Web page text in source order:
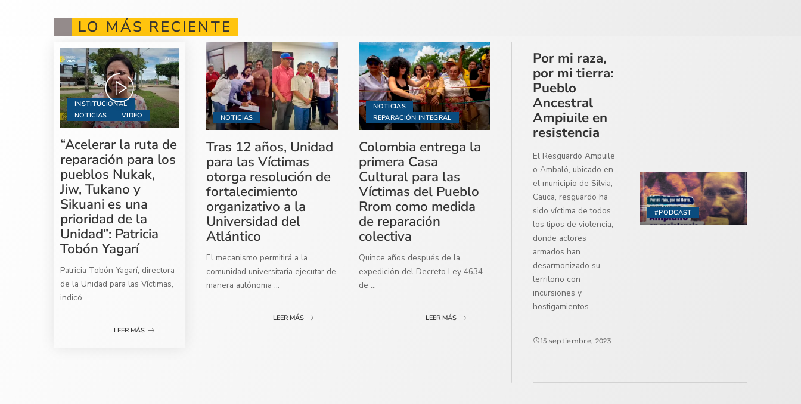
LO MÁS RECIENTE
INSTITUCIONAL
NOTICIAS
VIDEO
“Acelerar la ruta de
reparación para los
pueblos Nukak,
Jiw, Tukano y
Sikuani es una
prioridad de la
Unidad”: Patricia
Tobón Yagarí
Patricia Tobón Yagarí, directora
de la Unidad para las Víctimas,
indicó ...
LEER MÁS
NOTICIAS
Tras 12 años, Unidad
para las Víctimas
otorga resolución de
fortalecimiento
organizativo a la
Universidad del
Atlántico
El mecanismo permitirá a la
comunidad universitaria ejecutar de
manera autónoma ...
LEER MÁS
NOTICIAS
REPARACIÓN INTEGRAL
Colombia entrega la
primera Casa
Cultural para las
Víctimas del Pueblo
Rrom como medida
de reparación
colectiva
Quince años después de la
expedición del Decreto Ley 4634
de ...
LEER MÁS
#PODCAST
Por mi raza,
por mi tierra:
Pueblo
Ancestral
Ampiuile en
resistencia
El Resguardo Ampuile
o Ambaló, ubicado en
el municipio de Silvia,
Cauca, resguardo ha
sido víctima de todos
los tipos de violencia,
donde actores
armados han
desarmonizado su
territorio con
incursiones y
hostigamientos.
15 septiembre, 2023